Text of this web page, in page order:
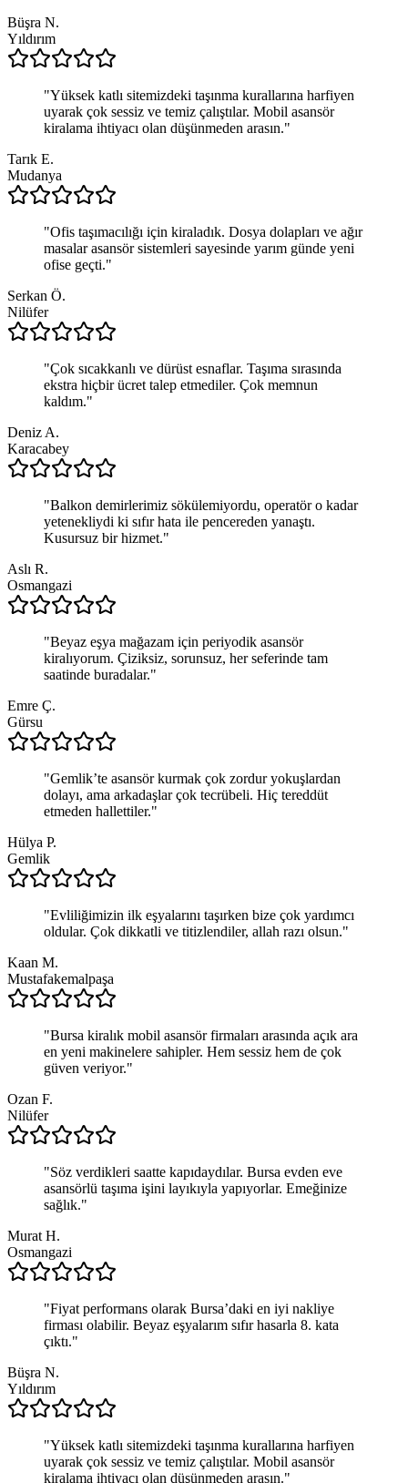
Büşra N.
Yıldırım
"Yüksek katlı sitemizdeki taşınma kurallarına harfiyen
uyarak çok sessiz ve temiz çalıştılar. Mobil asansör
kiralama ihtiyacı olan düşünmeden arasın."
Tarık E.
Mudanya
"Ofis taşımacılığı için kiraladık. Dosya dolapları ve ağır
masalar asansör sistemleri sayesinde yarım günde yeni
ofise geçti."
Serkan Ö.
Nilüfer
"Çok sıcakkanlı ve dürüst esnaflar. Taşıma sırasında
ekstra hiçbir ücret talep etmediler. Çok memnun
kaldım."
Deniz A.
Karacabey
"Balkon demirlerimiz sökülemiyordu, operatör o kadar
yetenekliydi ki sıfır hata ile pencereden yanaştı.
Kusursuz bir hizmet."
Aslı R.
Osmangazi
"Beyaz eşya mağazam için periyodik asansör
kiralıyorum. Çiziksiz, sorunsuz, her seferinde tam
saatinde buradalar."
Emre Ç.
Gürsu
"Gemlik’te asansör kurmak çok zordur yokuşlardan
dolayı, ama arkadaşlar çok tecrübeli. Hiç tereddüt
etmeden hallettiler."
Hülya P.
Gemlik
"Evliliğimizin ilk eşyalarını taşırken bize çok yardımcı
oldular. Çok dikkatli ve titizlendiler, allah razı olsun."
Kaan M.
Mustafakemalpaşa
"Bursa kiralık mobil asansör firmaları arasında açık ara
en yeni makinelere sahipler. Hem sessiz hem de çok
güven veriyor."
Ozan F.
Nilüfer
"Söz verdikleri saatte kapıdaydılar. Bursa evden eve
asansörlü taşıma işini layıkıyla yapıyorlar. Emeğinize
sağlık."
Murat H.
Osmangazi
"Fiyat performans olarak Bursa’daki en iyi nakliye
firması olabilir. Beyaz eşyalarım sıfır hasarla 8. kata
çıktı."
Büşra N.
Yıldırım
"Yüksek katlı sitemizdeki taşınma kurallarına harfiyen
uyarak çok sessiz ve temiz çalıştılar. Mobil asansör
kiralama ihtiyacı olan düşünmeden arasın."